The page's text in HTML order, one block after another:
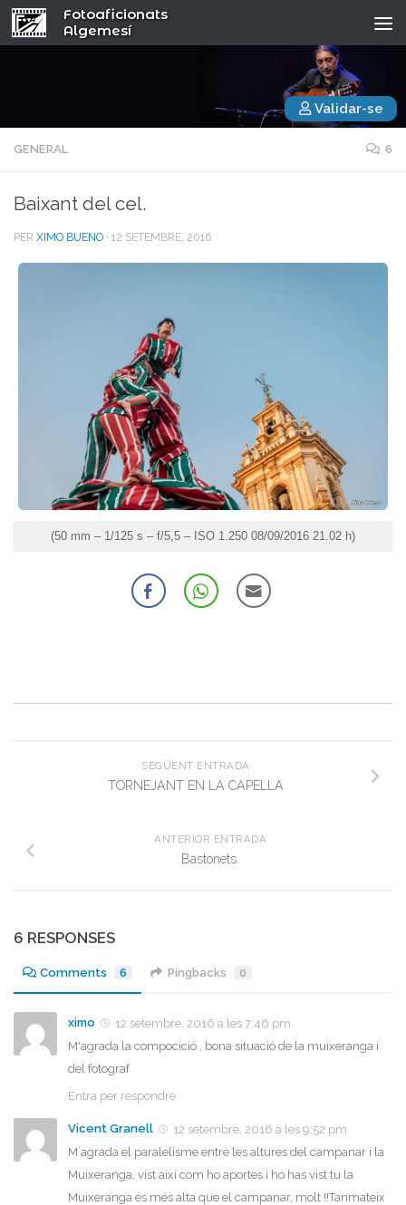
Fotoaficionats
Algemesí
Validar-se
GENERAL 6
Baixant del cel.
PER XIMO BUENO · 12 SETEMBRE, 2016
(50 mm – 1/125 s – f/5,5 – ISO 1.250 08/09/2016 21.02 h)
SEGÜENT ENTRADA
TORNEJANT EN LA CAPELLA
ANTERIOR ENTRADA
Bastonets.
6 RESPONSES
Comments 6 Pingbacks 0
ximo
12 setembre, 2016 a les 7:46 pm
M'agrada la compocició , bona situació de la muixeranga i
del fotograf
Entra per respondre
Vicent Granell
12 setembre, 2016 a les 9:52 pm
M´agrada el paralelisme entre les altures del campanar i la
Muixeranga, vist així com ho aportes i ho has vist tu la
Muixeranga és més alta que el campanar, molt !!Tanmateix